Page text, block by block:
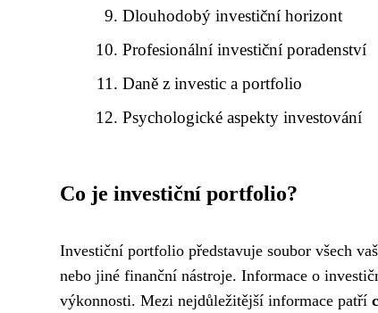
Dlouhodobý investiční horizont
Profesionální investiční poradenství
Daně z investic a portfolio
Psychologické aspekty investování
Co je investiční portfolio?
Investiční portfolio představuje soubor všech
nebo jiné finanční nástroje. Informace o
výkonnosti. Mezi nejdůležitější informace patří